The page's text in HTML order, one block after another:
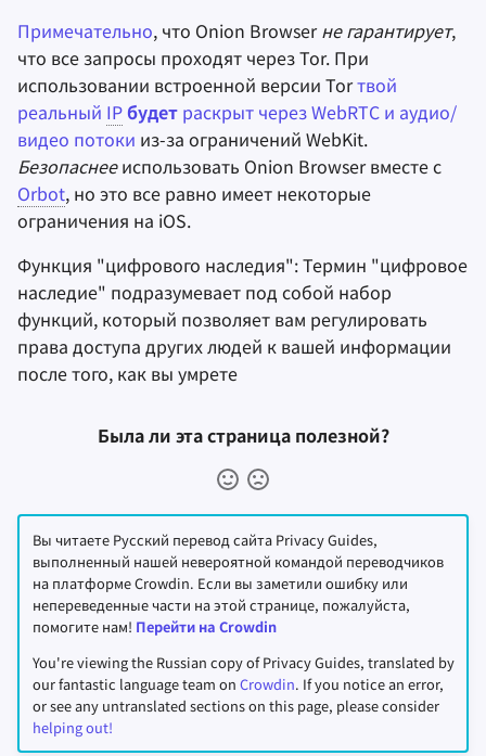
Примечательно, что Onion Browserне гарантирует,
что все запросы проходят через Tor. При
использовании встроенной версии Torтвой
реальный IPбудет раскрыт через WebRTC и аудио/
видео потоки из-за ограничений WebKit.
Безопаснееиспользовать Onion Browser вместе с
Orbot, но это все равно имеет некоторые
ограничения на iOS.
Функция "цифрового наследия": Термин "цифровое
наследие" подразумевает под собой набор
функций, который позволяет вам регулировать
права доступа других людей к вашей информации
после того, как вы умрете
Была ли эта страница полезной?
Вы читаете Русский перевод сайта Privacy Guides,
выполненный нашей невероятной командой переводчиков
на платформе Crowdin. Если вы заметили ошибку или
непереведенные части на этой странице, пожалуйста,
помогите нам! Перейти на Crowdin
You're viewing the Russian copy of Privacy Guides, translated by
our fantastic language team on Crowdin. If you notice an error,
or see any untranslated sections on this page, please consider
helping out!